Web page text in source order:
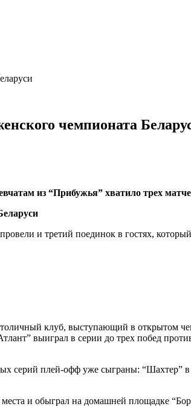
чемпионата
из “Прибужья” хватило трех
и третий поединок в гостях,
клуб, выступающий в открытом
выиграл в серии до трех побед
серий плей-офф уже сыграны: “Шахтер”
и обыграл на домашней площадке